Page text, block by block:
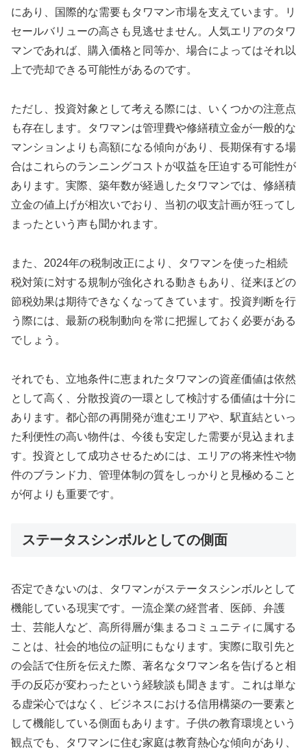
にあり、国際的な需要もタワマン市場を支えています。リ
セールバリューの高さも見逃せません。人気エリアのタワ
マンであれば、購入価格と同等か、場合によってはそれ以
上で売却できる可能性があるのです。
ただし、投資対象として考える際には、いくつかの注意点
も存在します。タワマンは管理費や修繕積立金が一般的な
マンションよりも高額になる傾向があり、長期保有する場
合はこれらのランニングコストが収益を圧迫する可能性が
あります。実際、築年数が経過したタワマンでは、修繕積
立金の値上げが相次いでおり、当初の収支計画が狂ってし
まったという声も聞かれます。
また、2024年の税制改正により、タワマンを使った相続
税対策に対する規制が強化される動きもあり、従来ほどの
節税効果は期待できなくなってきています。投資判断を行
う際には、最新の税制動向を常に把握しておく必要がある
でしょう。
それでも、立地条件に恵まれたタワマンの資産価値は依然
として高く、分散投資の一環として検討する価値は十分に
あります。都心部の再開発が進むエリアや、駅直結といっ
た利便性の高い物件は、今後も安定した需要が見込まれま
す。投資として成功させるためには、エリアの将来性や物
件のブランド力、管理体制の質をしっかりと見極めること
が何よりも重要です。
ステータスシンボルとしての側面
否定できないのは、タワマンがステータスシンボルとして
機能している現実です。一流企業の経営者、医師、弁護
士、芸能人など、高所得層が集まるコミュニティに属する
ことは、社会的地位の証明にもなります。実際に取引先と
の会話で住所を伝えた際、著名なタワマン名を告げると相
手の反応が変わったという経験談も聞きます。これは単な
る虚栄心ではなく、ビジネスにおける信用構築の一要素と
して機能している側面もあります。子供の教育環境という
観点でも、タワマンに住む家庭は教育熱心な傾向があり、